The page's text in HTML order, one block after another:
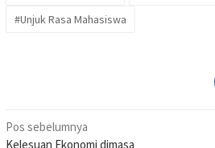
#Unjuk Rasa Mahasiswa
Navigasi
Pos sebelumnya
Kelesuan Ekonomi dimasa